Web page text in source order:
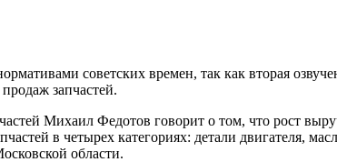
советских времен, так как вторая
запчастей.
Михаил Федотов говорит о том, что рост
в четырех категориях: детали двигателя,
области.